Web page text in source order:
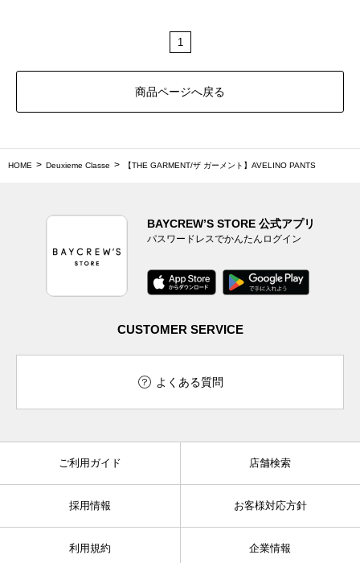
1
商品ページへ戻る
HOME Deuxieme Classe 【THE GARMENT/ザ ガーメント】AVELINO PANTS
BAYCREW’S STORE 公式アプリ
パスワードレスでかんたんログイン
CUSTOMER SERVICE
よくある質問
ご利用ガイド 店舗検索
採用情報 お客様対応方針
利用規約 企業情報